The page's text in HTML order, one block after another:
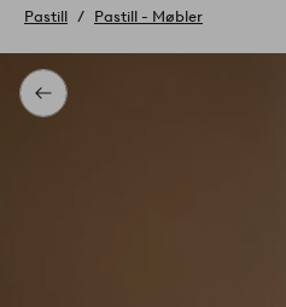
til
Tilbake
Pastill Pastill - Møbler